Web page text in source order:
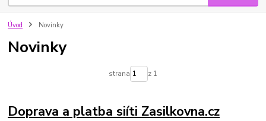
Úvod Novinky
Novinky
strana z 1
Doprava a platba siíti Zasilkovna.cz